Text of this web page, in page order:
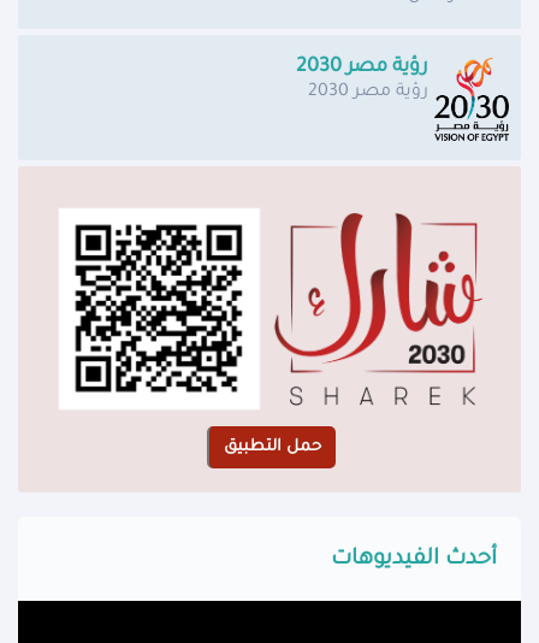
رؤية مصر 2030
رؤية مصر 2030
أحدث الفيديوهات